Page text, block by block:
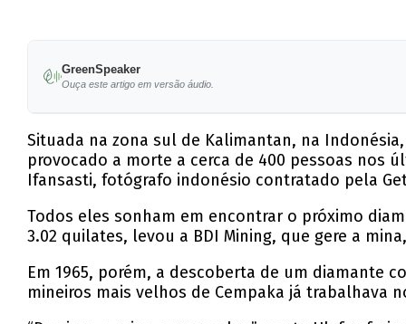
GreenSpeaker
Ouça este artigo em versão áudio.
Situada na zona sul de Kalimantan, na
provocado a morte a cerca de 400 pessoas nos
Ifansasti, fotógrafo indonésio contratado pela
Todos eles sonham em encontrar o próximo
3.02 quilates, levou a BDI Mining, que gere a
Em 1965, porém, a descoberta de um diamante
mineiros mais velhos de Cempaka já trabalhava